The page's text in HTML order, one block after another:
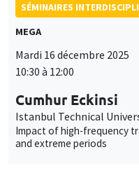
SÉMINAIRES
MEGA
Mardi 16 décembre 2025
10:30 à 12:00
Cumhur Eckinsi
Istanbul Technical
Impact of high-frequency
and extreme periods